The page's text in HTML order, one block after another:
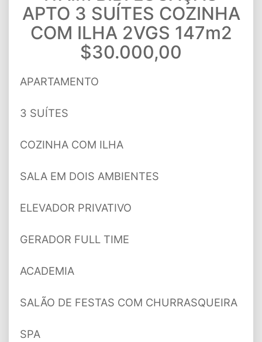
APTO 3 SUÍTES COZINHA
COM ILHA 2VGS 147m2
$30.000,00
APARTAMENTO
3 SUÍTES
COZINHA COM ILHA
SALA EM DOIS AMBIENTES
ELEVADOR PRIVATIVO
GERADOR FULL TIME
ACADEMIA
SALÃO DE FESTAS COM CHURRASQUEIRA
SPA